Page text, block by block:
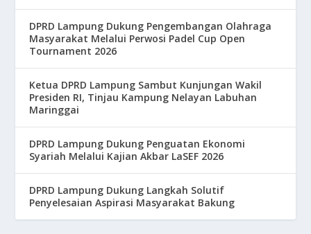
DPRD Lampung Dukung Pengembangan Olahraga
Masyarakat Melalui Perwosi Padel Cup Open
Tournament 2026
Ketua DPRD Lampung Sambut Kunjungan Wakil
Presiden RI, Tinjau Kampung Nelayan Labuhan
Maringgai
DPRD Lampung Dukung Penguatan Ekonomi
Syariah Melalui Kajian Akbar LaSEF 2026
DPRD Lampung Dukung Langkah Solutif
Penyelesaian Aspirasi Masyarakat Bakung